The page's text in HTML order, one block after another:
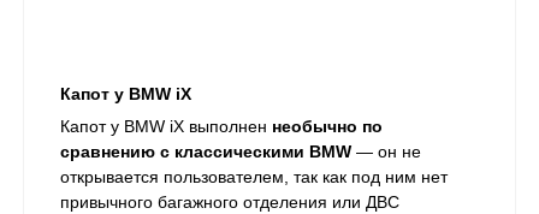
Капот у BMW iX
Капот у BMW iX выполнен необычно по
сравнению с классическими BMW — он не
открывается пользователем, так как под ним нет
привычного багажного отделения или ДВС